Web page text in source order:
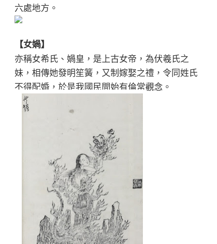
六處地方。
【女媧】
亦稱女希氏、媧皇，是上古女帝，為伏羲氏之
妹，相傳她發明笙簧，又制嫁娶之禮，令同姓氏
不得配婚，於是我國民間始有倫常觀念。